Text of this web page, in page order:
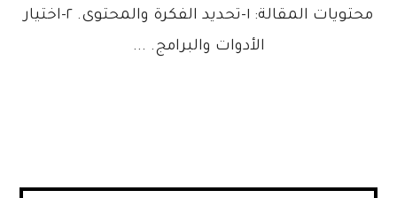
محتويات المقالة: ١-تحديد الفكرة والمحتوى. ٢-اختيار
الأدوات والبرامج. ...